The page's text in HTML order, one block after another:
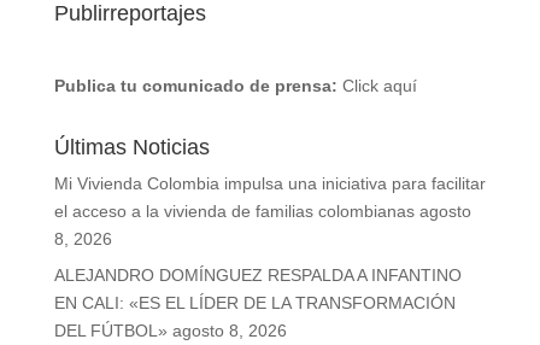
Publirreportajes
Publica tu comunicado de prensa: Click aquí
Últimas Noticias
Mi Vivienda Colombia impulsa una iniciativa para facilitar
el acceso a la vivienda de familias colombianas agosto
8, 2026
ALEJANDRO DOMÍNGUEZ RESPALDA A INFANTINO
EN CALI: «ES EL LÍDER DE LA TRANSFORMACIÓN
DEL FÚTBOL» agosto 8, 2026